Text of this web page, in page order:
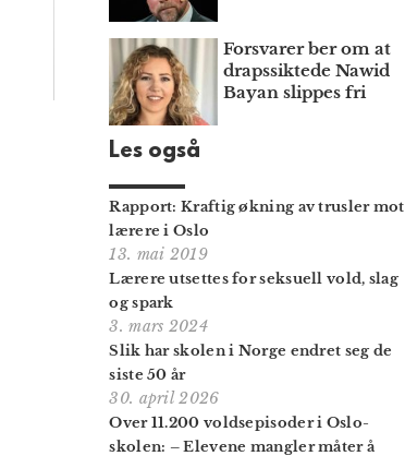
Forsvarer ber om at
draps­siktede Nawid
Bayan slippes fri
Les også
Rapport: Kraftig økning av trusler mot
lærere i Oslo
13. mai 2019
Lærere utsettes for seksuell vold, slag
og spark
3. mars 2024
Slik har skolen i Norge endret seg de
siste 50 år
30. april 2026
Over 11.200 voldsepisoder i Oslo-
skolen: – Elevene mangler måter å